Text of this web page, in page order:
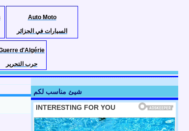
Auto Moto
السيارات في الجزائر
d'Algérie
حرب التحرير
شيئ مناسب لكم